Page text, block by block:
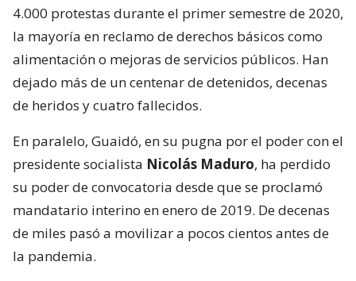
4.000 protestas durante el primer semestre de 2020,
la mayoría en reclamo de derechos básicos como
alimentación o mejoras de servicios públicos. Han
dejado más de un centenar de detenidos, decenas
de heridos y cuatro fallecidos.
En paralelo, Guaidó, en su pugna por el poder con el
presidente socialista Nicolás Maduro, ha perdido
su poder de convocatoria desde que se proclamó
mandatario interino en enero de 2019. De decenas
de miles pasó a movilizar a pocos cientos antes de
la pandemia.